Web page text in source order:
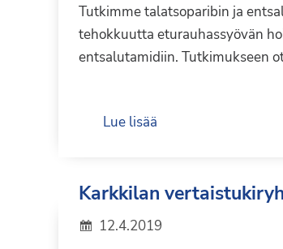
Tutkimme talatsoparibin ja
tehokkuutta eturauhassyövän
entsalutamidiin. Tutkimukseen
Lue lisää
Karkkilan
12.4.2019